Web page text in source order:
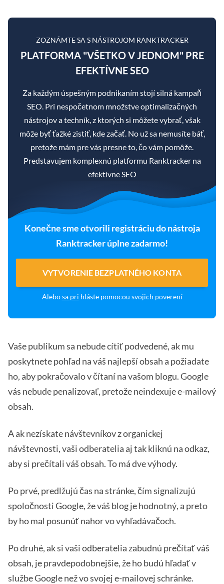
ZOZNÁMTE SA S NÁSTROJOM RANKTRACKER
PLATFORMA "VŠETKO V JEDNOM" PRE
EFEKTÍVNE SEO
Za každým úspešným podnikaním stojí silná kampaň
SEO. Pri nespočetnom množstve optimalizačných
nástrojov a techník, z ktorých si môžete vybrať, však
môže byť ťažké zistiť, kde začať. No už sa nemusíte báť,
pretože mám pre vás presne to, čo vám pomôže.
Predstavujem komplexnú platformu Ranktracker na
efektívne SEO
Konečne sme otvorili registráciu do nástroja
Ranktracker úplne zadarmo!
VYTVORENIE BEZPLATNÉHO KONTA
Alebosa pri hláste pomocou svojich poverení
Vaše publikum sa nebude cítiť podvedené, ak mu
poskytnete pohľad na váš najlepší obsah a požiadate
ho, aby pokračovalo v čítaní na vašom blogu. Google
vás nebude penalizovať, pretože neindexuje e-mailový
obsah.
A ak nezískate návštevníkov z organickej
návštevnosti, vaši odberatelia aj tak kliknú na odkaz,
aby si prečítali váš obsah. To má dve výhody.
Po prvé, predlžujú čas na stránke, čím signalizujú
spoločnosti Google, že váš blog je hodnotný, a preto
by ho mal posunúť nahor vo vyhľadávačoch.
Po druhé, ak si vaši odberatelia zabudnú prečítať váš
obsah, je pravdepodobnejšie, že ho budú hľadať v
službe Google než vo svojej e-mailovej schránke.